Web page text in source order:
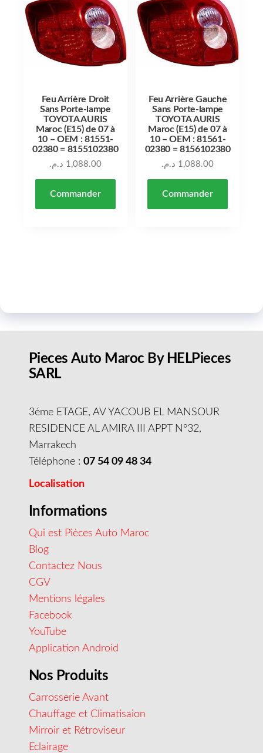
Feu Arrière Droit
Sans Porte-lampe
TOYOTA AURIS
Maroc (E15) de 07 à
10 – OEM : 81551-
02380 = 8155102380
1,088.00 د.م.
Commander
Feu Arrière Gauche
Sans Porte-lampe
TOYOTA AURIS
Maroc (E15) de 07 à
10 – OEM : 81561-
02380 = 8156102380
1,088.00 د.م.
Commander
Pieces Auto Maroc By HELPieces
SARL
3éme ETAGE, AV YACOUB EL MANSOUR
RESIDENCE AL AMIRA III APPT N°32,
Marrakech
Téléphone : 07 54 09 48 34
Localisation
Informations
Qui est Pièces Auto Maroc
Blog
Contactez Nous
CGV
Mentions légales
Facebook
YouTube
Application Android
Nos Produits
Carrosserie Avant
Chauffage et Climatisaion
Mirroir et Rétroviseur
Eclairage